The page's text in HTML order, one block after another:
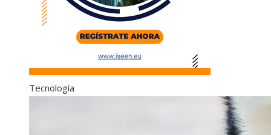
Tecnología